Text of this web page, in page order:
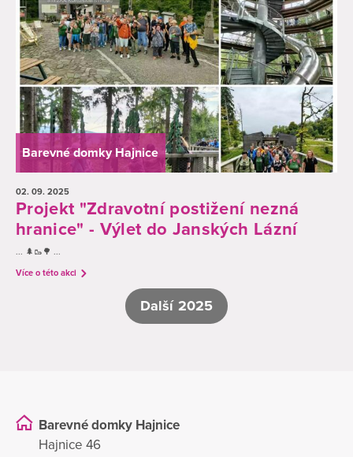
Barevné domky Hajnice
02. 09. 2025
Projekt "Zdravotní postižení nezná
hranice" - Výlet do Janských Lázní
... 🌲🥾🌳 ...
Více o této akci
Další 2025
Barevné domky Hajnice
Hajnice 46